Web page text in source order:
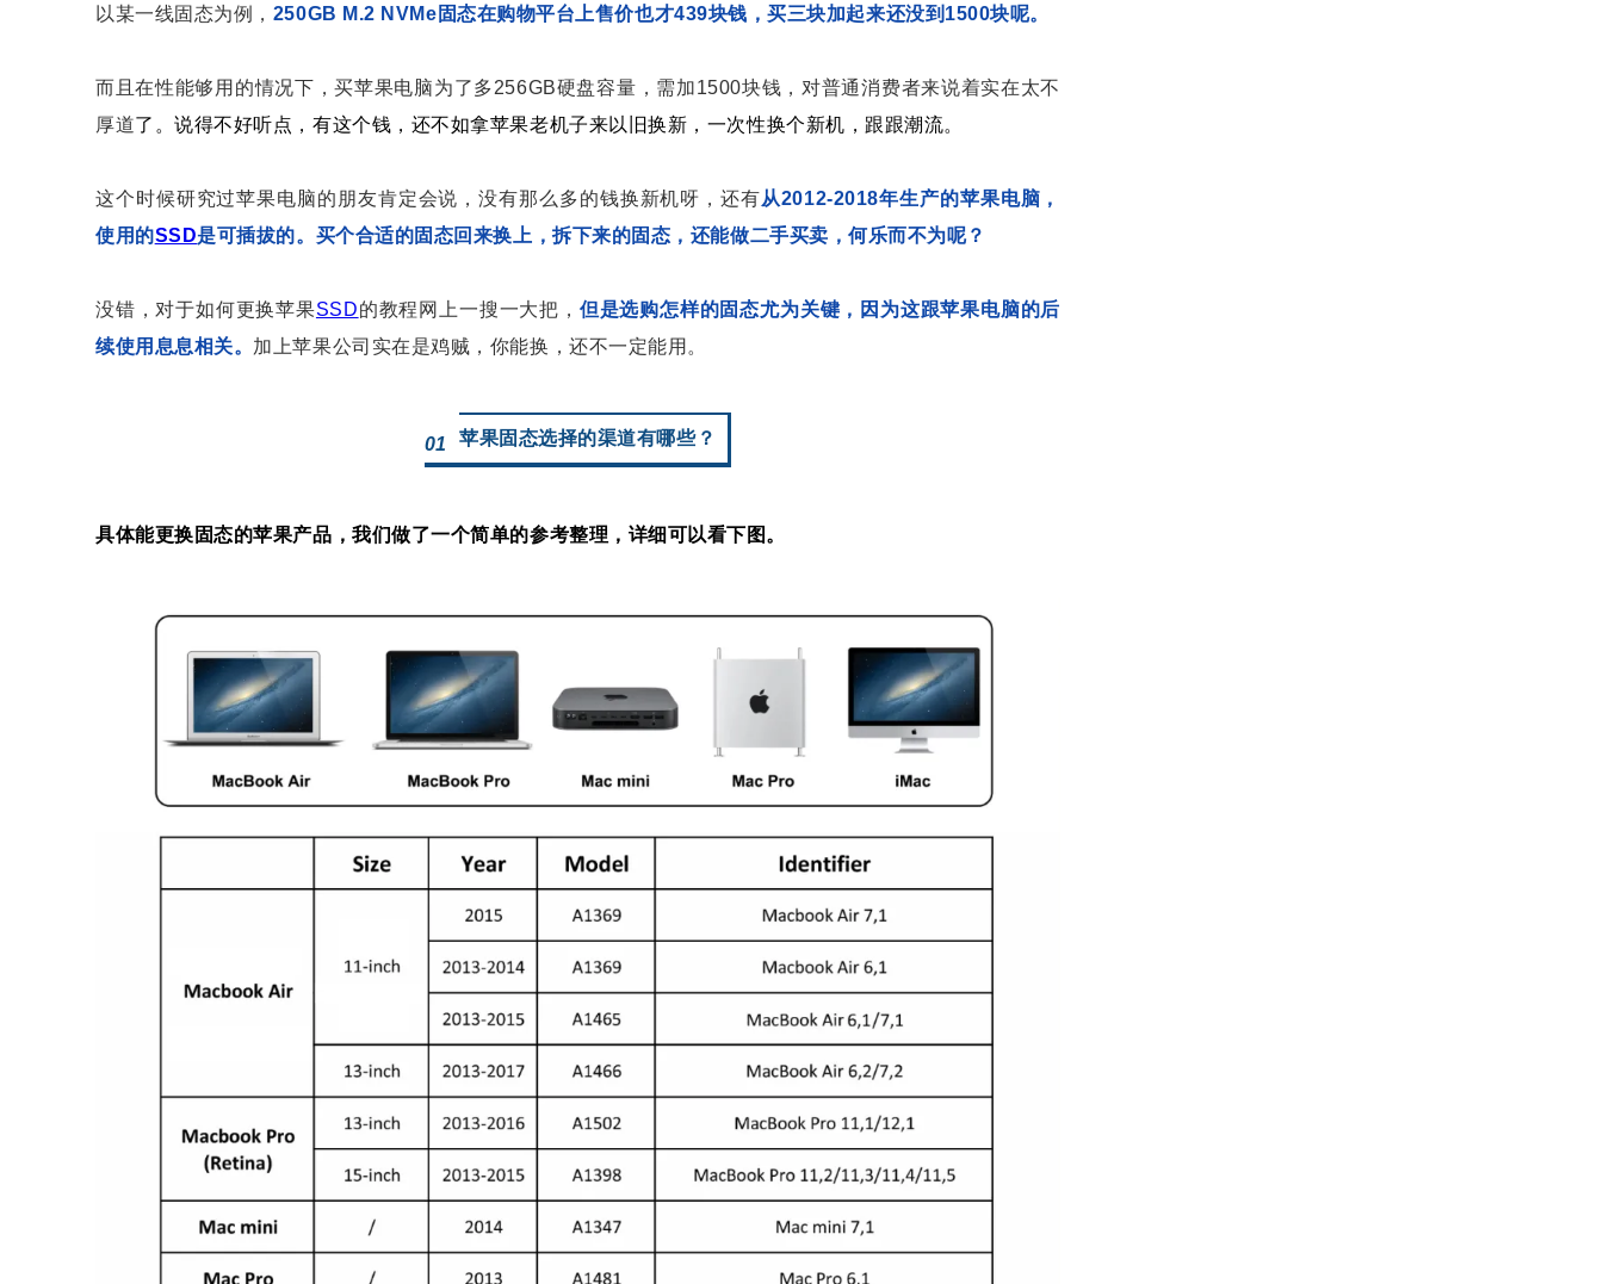
以某一线固态为例， 250GB M.2 NVMe固态在购物平台上售价也才439块钱，买三块加起来还没到1500块呢。
而且在性能够用的情况下，买苹果电脑为了多256GB硬盘容量，需加1500块钱，对普通消费者来说着实在太不
厚道了。说得不好听点，有这个钱，还不如拿苹果老机子来以旧换新，一次性换个新机，跟跟潮流。
这个时候研究过苹果电脑的朋友肯定会说，没有那么多的钱换新机呀，还有从2012-2018年生产的苹果电脑，
使用的SSD是可插拔的。 买个合适的固态回来换上，拆下来的固态，还能做二手买卖，何乐而不为呢？
没错，对于如何更换苹果SSD的教程网上一搜一大把， 但是选购怎样的固态尤为关键，因为这跟苹果电脑的后
续使用息息相关。 加上苹果公司实在是鸡贼，你能换，还不一定能用。
01 苹果固态选择的渠道有哪些？
具体能更换固态的苹果产品，我们做了一个简单的参考整理，详细可以看下图。